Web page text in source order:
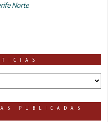
Norte
PUBLICADAS